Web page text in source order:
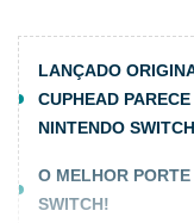
LANÇADO
CUPHEAD
NINTENDO
O MELHOR
SWITCH!